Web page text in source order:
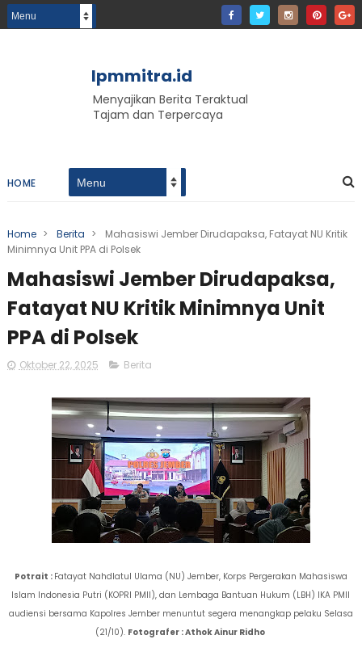
lpmmitra.id
Menyajikan Berita Teraktual
Tajam dan Terpercaya
HOME
Home > Berita >
Mahasiswi Jember Dirudapaksa, Fatayat NU Kritik
Minimnya Unit PPA di Polsek
Mahasiswi Jember Dirudapaksa,
Fatayat NU Kritik Minimnya Unit
PPA di Polsek
Oktober 22, 2025 Berita
Potrait : Fatayat Nahdlatul Ulama (NU) Jember, Korps Pergerakan Mahasiswa
Islam Indonesia Putri (KOPRI PMII), dan Lembaga Bantuan Hukum (LBH) IKA PMII
audiensi bersama Kapolres Jember menuntut segera menangkap pelaku Selasa
(21/10). Fotografer : Athok Ainur Ridho